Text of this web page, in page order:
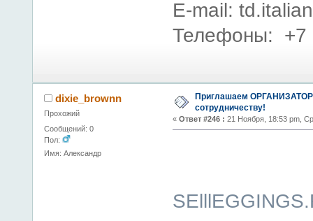
E-mail:
Телефоны: +7
dixie_brownn
Прохожий
Сообщений: 0
Пол:
Имя: Александр
Приглашаем
сотрудничеству!
« Ответ #246 : 21 Ноября, 18:53 pm,